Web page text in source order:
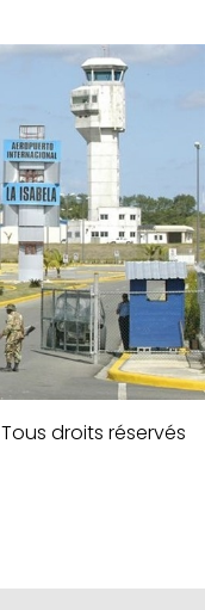
Tous droits réservés